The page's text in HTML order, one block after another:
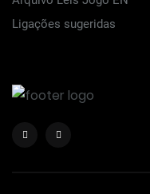
Ligações sugeridas